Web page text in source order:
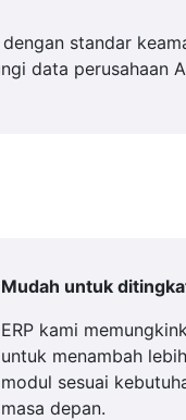
standar
data perusahaan
Mudah untuk
ERP kami
untuk menambah
modul sesuai
masa depan.